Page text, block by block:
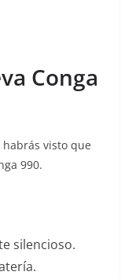
Conga
visto que
990.
silencioso.